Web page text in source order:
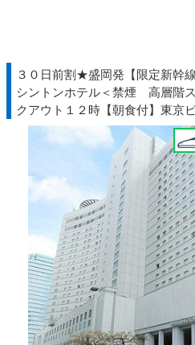
３０日前割★盛岡発【限定新幹
シントンホテル＜禁煙 高層階
クアウト１２時【朝食付】東京
ＤＲ夏◇ＪＲきっぷ駅受取